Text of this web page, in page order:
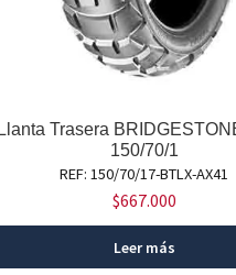
Trasera
150/70/1
REF: 150/70/17-BTLX-AX41
$667.000
Leer más